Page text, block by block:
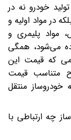
خودرو نه در
در مواد اولیه و
مواد پلیمری و
می‌شود، همگی
که قیمت این
متناسب قیمت
خودروساز منتقل
چه ارتباطی با